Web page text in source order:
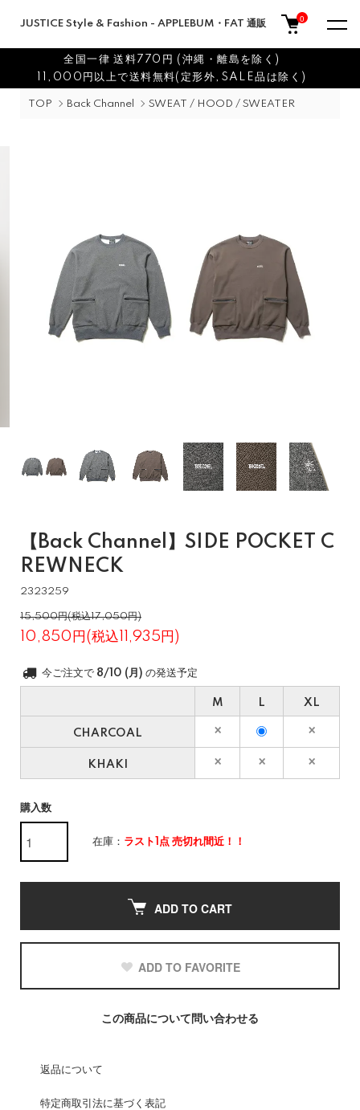
JUSTICE Style & Fashion - APPLEBUM・FAT 通販 0
全国一律 送料770円 (沖縄・離島を除く)
11,000円以上で送料無料(定形外,SALE品は除く)
TOP Back Channel SWEAT / HOOD / SWEATER
【Back Channel】SIDE POCKET C
REWNECK
2323259
15,500円(税込17,050円)
10,850円(税込11,935円)
今ご注文で 8/10 (月) の発送予定
M L XL
CHARCOAL
KHAKI
購入数
在庫： ラスト1点 売切れ間近！！
ADD TO CART
ADD TO FAVORITE
この商品について問い合わせる
返品について
特定商取引法に基づく表記